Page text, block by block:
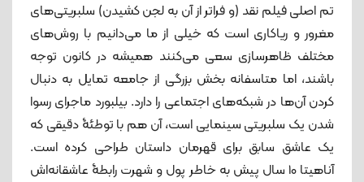
تم اصلی فیلم نقد (و فراتر از آن به لجن کشیدن) سلبریتی‌های
مغرور و ریاکاری است که خیلی از ما می‌دانیم با روش‌های
مختلف ظاهرسازی سعی می‌کنند همیشه در کانون توجه
باشند، اما متاسفانه بخش بزرگی از جامعه تمایل به دنبال
کردن آن‌ها در شبکه‌های اجتماعی را دارد. بیلبورد ماجرای رسوا
شدن یک سلبریتی سینمایی است، آن هم با توطئۀ دقیقی که
یک عاشق سابق برای قهرمان داستان طراحی کرده است.
آناهیتا 10 سال پیش به خاطر پول و شهرت رابطۀ عاشقانه‌اش